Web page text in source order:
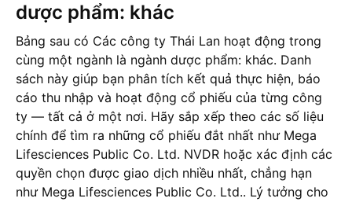
dược phẩm: khác
Bảng sau có Các công ty Thái Lan hoạt động trong
cùng một ngành là ngành dược phẩm: khác. Danh
sách này giúp bạn phân tích kết quả thực hiện, báo
cáo thu nhập và hoạt động cổ phiếu của từng công
ty — tất cả ở một nơi. Hãy sắp xếp theo các số liệu
chính để tìm ra những cổ phiếu đắt nhất như Mega
Lifesciences Public Co. Ltd. NVDR hoặc xác định các
quyền chọn được giao dịch nhiều nhất, chẳng hạn
như Mega Lifesciences Public Co. Ltd.. Lý tưởng cho